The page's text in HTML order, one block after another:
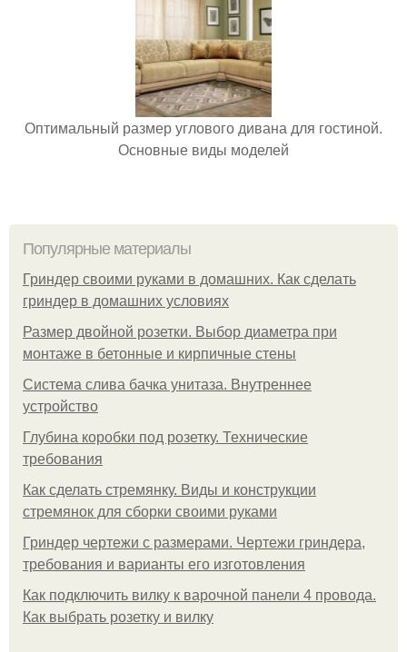
Оптимальный размер углового дивана для гостиной.
Основные виды моделей
Популярные материалы
Гриндер своими руками в домашних. Как сделать
гриндер в домашних условиях
Размер двойной розетки. Выбор диаметра при
монтаже в бетонные и кирпичные стены
Система слива бачка унитаза. Внутреннее
устройство
Глубина коробки под розетку. Технические
требования
Как сделать стремянку. Виды и конструкции
стремянок для сборки своими руками
Гриндер чертежи с размерами. Чертежи гриндера,
требования и варианты его изготовления
Как подключить вилку к варочной панели 4 провода.
Как выбрать розетку и вилку